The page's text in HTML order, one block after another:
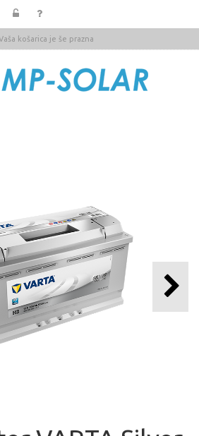
košarica je še prazna